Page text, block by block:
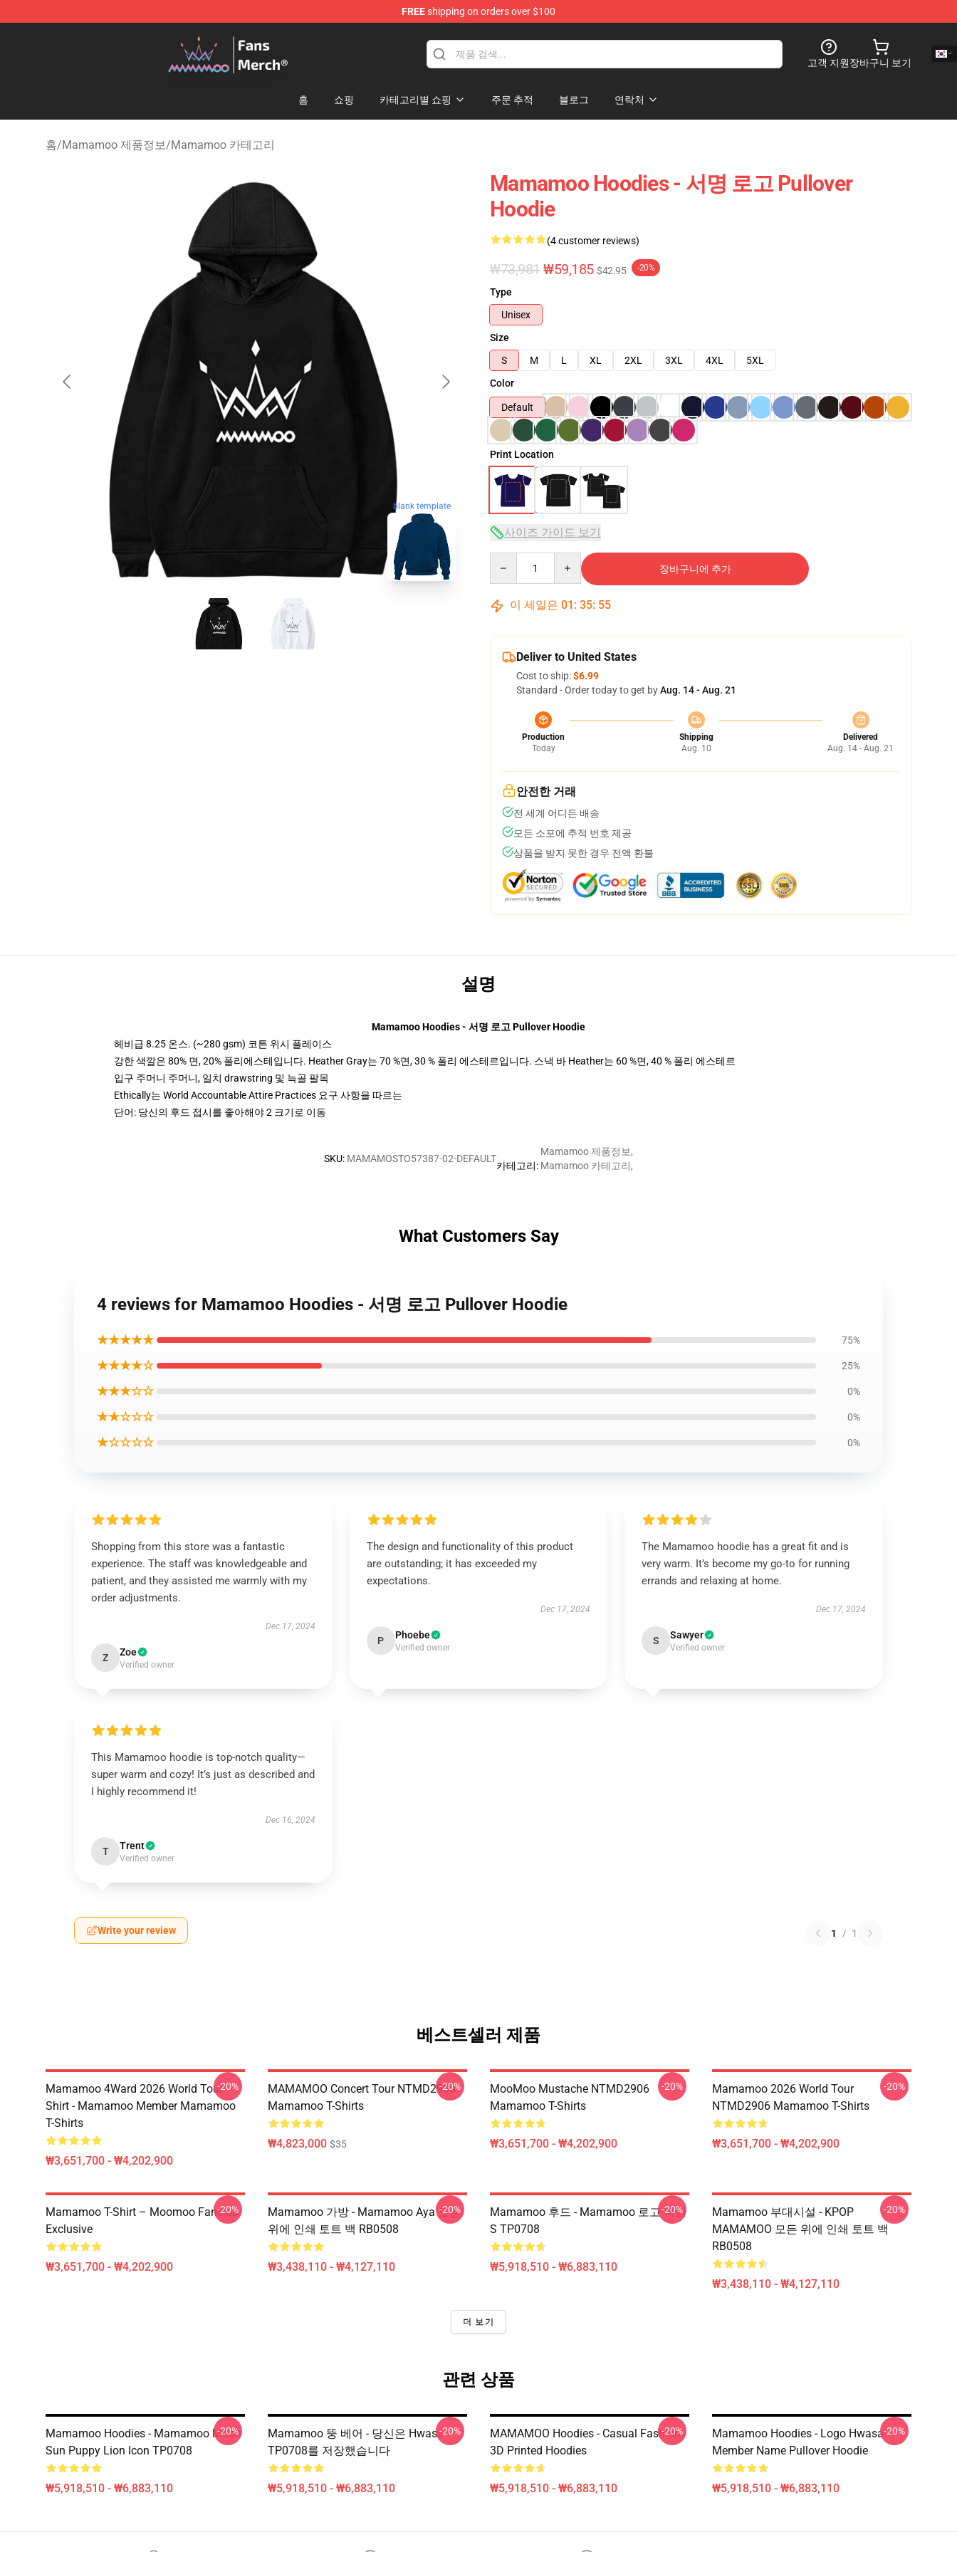
FREEshipping on orders over $100
Mamamoo Store - Official Mamamoo Merchandise Shop
고객 지원장바구니 보기
홈 쇼핑 카테고리별 쇼핑 주문 추적 블로그 연락처
홈/Mamamoo 제품정보/Mamamoo 카테고리
blank template
Mamamoo Hoodies - 서명 로고 Pullover
Hoodie
(4 customer reviews)
₩73,981 ₩59,185 $42.95 -20%
Type
Unisex
Size
S
M L XL 2XL 3XL 4XL
5XL
Color
Default
Print Location
사이즈 가이드 보기
장바구니에 추가
이 세일은 01 : 35: 54
Deliver to United States
Cost to ship:$6.99
Standard - Order today to get byAug. 14 - Aug. 21
Production
Today
Shipping
Aug. 10
Delivered
Aug. 14 - Aug. 21
안전한 거래
전 세계 어디든 배송
모든 소포에 추적 번호 제공
상품을 받지 못한 경우 전액 환불
설명
Mamamoo Hoodies - 서명 로고 Pullover Hoodie
헤비급 8.25 온스. (~280 gsm) 코튼 위시 플레이스
강한 색깔은 80% 면, 20% 폴리에스테입니다. Heather Gray는 70 %면, 30 % 폴리 에스테르입니다. 스낵 바 Heather는 60 %면, 40 % 폴리 에스테르
입구 주머니 주머니, 일치 drawstring 및 늑골 팔목
Ethically는 World Accountable Attire Practices 요구 사항을 따르는
단어: 당신의 후드 접시를 좋아해야 2 크기로 이동
SKU: MAMAMOSTO57387-02-DEFAULT
카테고리:
Mamamoo 제품정보,
Mamamoo 카테고리,
What Customers Say
4 reviews for Mamamoo Hoodies - 서명 로고 Pullover Hoodie
★★★★★ 75%
★★★★☆ 25%
★★★☆☆ 0%
★★☆☆☆ 0%
★☆☆☆☆ 0%
Shopping from this store was a fantastic
experience. The staff was knowledgeable and
patient, and they assisted me warmly with my
order adjustments.
Dec 17, 2024
Z Zoe
Verified owner
The design and functionality of this product
are outstanding; it has exceeded my
expectations.
Dec 17, 2024
P Phoebe
Verified owner
The Mamamoo hoodie has a great fit and is
very warm. It’s become my go-to for running
errands and relaxing at home.
Dec 17, 2024
S Sawyer
Verified owner
This Mamamoo hoodie is top-notch quality—
super warm and cozy! It’s just as described and
I highly recommend it!
Dec 16, 2024
T Trent
Verified owner
Write your review 1 / 1
베스트셀러 제품
Mamamoo 4Ward 2026 World Tour
Shirt - Mamamoo Member Mamamoo
T-Shirts
₩3,651,700 - ₩4,202,900
-20%
MAMAMOO Concert Tour NTMD2906
Mamamoo T-Shirts
₩4,823,000 $35
-20%
MooMoo Mustache NTMD2906
Mamamoo T-Shirts
₩3,651,700 - ₩4,202,900
-20%
Mamamoo 2026 World Tour
NTMD2906 Mamamoo T-Shirts
₩3,651,700 - ₩4,202,900
-20%
Mamamoo T-Shirt – Moomoo Fanclub
Exclusive
₩3,651,700 - ₩4,202,900
-20%
Mamamoo 가방 - Mamamoo Aya 모든
위에 인쇄 토트 백 RB0508
₩3,438,110 - ₩4,127,110
-20%
Mamamoo 후드 - Mamamoo 로고 파란
S TP0708
₩5,918,510 - ₩6,883,110
-20%
Mamamoo 부대시설 - KPOP
MAMAMOO 모든 위에 인쇄 토트 백
RB0508
₩3,438,110 - ₩4,127,110
-20%
더 보기
관련 상품
Mamamoo Hoodies - Mamamoo Moon
Sun Puppy Lion Icon TP0708
₩5,918,510 - ₩6,883,110
-20%
Mamamoo 뚱 베어 - 당신은 Hwasa
TP0708를 저장했습니다
₩5,918,510 - ₩6,883,110
-20%
MAMAMOO Hoodies - Casual Fashion
3D Printed Hoodies
₩5,918,510 - ₩6,883,110
-20%
Mamamoo Hoodies - Logo Hwasa
Member Name Pullover Hoodie
₩5,918,510 - ₩6,883,110
-20%